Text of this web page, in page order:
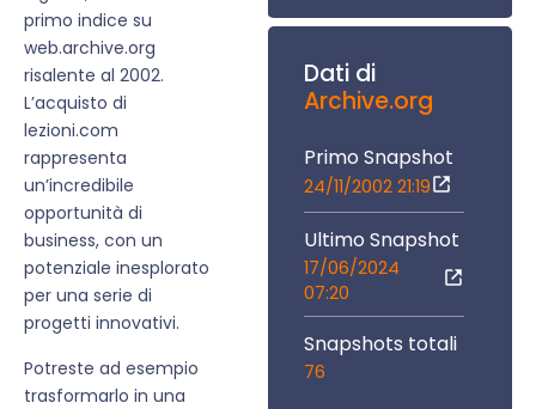
primo indice su
web.archive.org
risalente al 2002.
L’acquisto di
lezioni.com
rappresenta
un’incredibile
opportunità di
business, con un
potenziale inesplorato
per una serie di
progetti innovativi.
Potreste ad esempio
trasformarlo in una
Dati di
Archive.org
Primo Snapshot
24/11/2002 21:19
Ultimo Snapshot
17/06/2024
07:20
Snapshots totali
76